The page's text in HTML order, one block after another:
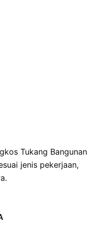
Tukang Bangunan
jenis pekerjaan,